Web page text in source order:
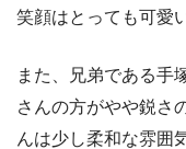
笑顔はとっても可愛
また、兄弟である手
さんの方がやや鋭さ
んは少し柔和な雰囲